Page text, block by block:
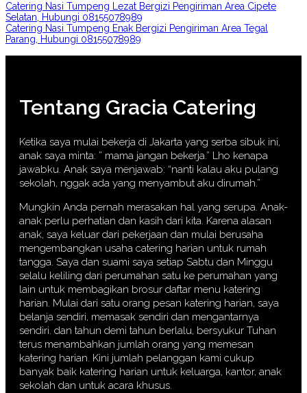
Catering Nasi Tumpeng Lezat Bergizi Pengiriman Area Cipete
Selatan, Hubungi 08155078989
Catering Nasi Tumpeng Enak Bergizi Pengiriman Area Tegal
Parang, Hubungi 08155078989
Tentang Gracia Catering
Ketika saya mulai bekerja di Jakarta yang serba sibuk ini,
anak saya minta: ” mama jangan bekerja.” Lho kenapa
jawabku. Anak saya menjawab: “nanti kalau aku pulang
sekolah, nggak ada yang menyambut aku dirumah.”
Mungkin Anda pernah merasakan hal yang serupa. Anak-
anak perlu perhatian dan kasih dari kita. Karena alasan
anak, saya keluar dari pekerjaan dan mulai berusaha
mengembangkan usaha catering harian untuk rumah
tangga. Saya dan suami saya setiap Sabtu dan Minggu
selalu keliling dari perumahan satu ke perumahan yang
lain untuk membagikan brosur daftar menu katering
harian. Mulai dari satu orang pesan katering harian, saya
belanja sendiri, memasak sendiri dan mengantarnya
sendiri. dan tahun demi tahun berlalu, bersyukur Tuhan
terus menambahkan jumlah orang yang memesan
katering harian. Kini jumlah pelanggan kami cukup
banyak baik katering harian untuk keluarga, kantor, anak
sekolah dan untuk acara khusus.